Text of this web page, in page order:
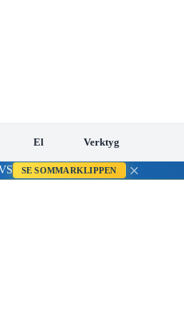
El Verktyg
SE SOMMARKLIPPEN